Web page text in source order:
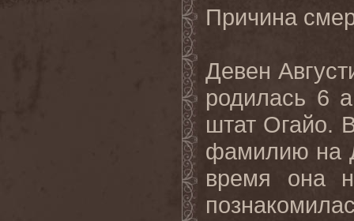
Причина
Девен
родилась 6
штат Огайо.
фамилию на
время она